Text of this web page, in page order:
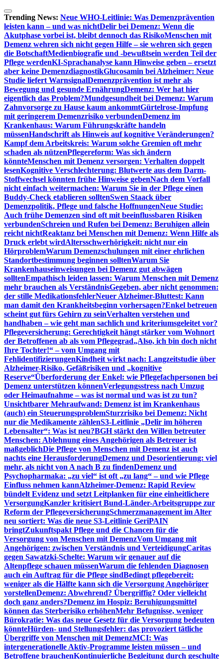
Zum
Inhalt
springen
Trending News: Neue WHO-Leitlinie: Was Demenzprävention
leisten kann – und was nichtDelir bei Demenz: Wenn die
Akutphase vorbei ist, bleibt dennoch das RisikoMenschen mit
Demenz wehren sich nicht gegen Hilfe – sie wehren sich gegen
die BotschaftMedienbiografie und -bewußtsein werden Teil der
Pflege werdenKI-Sprachanalyse kann Hinweise geben – ersetzt
aber keine DemenzdiagnostikGlucosamin bei Alzheimer: Neue
Studie liefert WarnsignalDemenzprävention ist mehr als
Bewegung und gesunde ErnährungDemenz: Wer hat hier
eigentlich das Problem?Mundgesundheit bei Demenz: Warum
Zahnvorsorge zu Hause kaum ankommtGürtelrose-Impfung
mit geringerem Demenzrisiko verbundenDemenz im
Krankenhaus: Warum Führungskräfte handeln
müssenHandschrift als Hinweis auf kognitive Veränderungen?
Kampf dem Arbeitskreis: Warum solche Gremien oft mehr
schaden als nützenPflegereform: Was sich ändern
könnteMenschen mit Demenz versorgen: Verhalten doppelt
lesenKognitive Verschlechterung: Blutwerte aus dem Darm-
Stoffwechsel könnten frühe Hinweise gebenNach dem Vorfall
nicht einfach weitermachen: Warum Sie in der Pflege einen
Buddy-Check etablieren solltenSwen Staack über
Demenzpolitik, Pflege und falsche HoffnungenNeue Studie:
Auch frühe Demenzen sind oft mit beeinflussbaren Risiken
verbundenSchreien und Rufen bei Demenz: Beruhigen allein
reicht nichtReaktanz bei Menschen mit Demenz: Wenn Hilfe als
Druck erlebt wirdAltersschwerhörigkeit: nicht nur ein
HörproblemWarum Demenzschulungen mit einer ehrlichen
Standortbestimmung beginnen solltenWarum Sie
Krankenhauseinweisungen bei Demenz gut abwägen
solltenEmpathisch leiden lassen: Warum Menschen mit Demenz
mehr brauchen als VerständnisGegeben, aber nicht genommen:
der stille MedikationsfehlerNeuer Alzheimer-Bluttest: Kann
man damit den Krankheitsbeginn vorhersagen?Enkel betreuen
scheint gut fürs Gehirn zu seinVerhalten verstehen und
handhaben – wie geht man sachlich und kriteriumsgeleitet vor?
Pflegeversicherung: Gerechtigkeit hängt stärker vom Wohnort
der Betroffenen ab als vom Pflegegrad„Also, ich bin doch nicht
Ihre Tochter!“ – vom Umgang mit
FehlidentifizierungenKindheit wirkt nach: Langzeitstudie über
Alzheimer-Risiko, Gefäßrisiken und „kognitive
Reserve“Überforderung der Enkel: wie Pflegefachpersonen bei
Demenz unterstützen könnenVerlegungsstress nach Umzug
oder Heimaufnahme – was ist normal und was ist zu tun?
Unsichtbarer Mehraufwand: Demenz ist im Krankenhaus
(auch) ein SteuerungsproblemSturzrisiko bei Demenz: Nicht
nur die Medikamente zählenS3-Leitlinie „Delir im höheren
Lebensalter“: Was ist neu?BGH stärkt den Willen betreuter
Menschen: Ablehnung eines Angehörigen als Betreuer ist
maßgeblichDie Pflege von Menschen mit Demenz ist auch
nachts eine HerausforderungDemenz und Desorientierung: viel
mehr, als nicht von A nach B zu findenDemenz und
Psychopharmaka: „zu viel“ ist oft „zu lang“ – und wie Pflege
Einfluss nehmen kannAlzheimer-Demenz: Rapid Review
bündelt Evidenz und setzt Leitplanken für eine einheitlichere
VersorgungKanzler kritisiert Bund-Länder-Arbeitsgruppe zur
Reform der PflegeversicherungSchmerzmanagement im Alter
neu sortiert: Was die neue S3-Leitlinie GeriPAIN
bringtZukunftspakt Pflege und die Chancen für die
Versorgung von Menschen mit DemenzVom Umgang mit
Angehörigen: zwischen Verständnis und VerteidigungCaritas
gegen Sawatzki-Schelte: Warum wir genauer auf die
Altenpflege schauen müssenWarum die fehlenden Diagnosen
auch ein Auftrag für die Pflege sindBedingt pflegebereit:
weniger als die Hälfte kann sich die Versorgung Angehöriger
vorstellenDemenz: Abwehrend? Übergriffig? Oder vielleicht
doch ganz anders?Demenz im Hospiz: Beruhigungsmittel
können das Sterberisiko erhöhenMehr Befugnisse, weniger
Bürokratie: Was das neue Gesetz für die Versorgung bedeuten
könnteHürden- und Stellungsfehler: das provoziert tätliche
Übergriffe von Menschen mit DemenzMCI: Was
intergenerationelle Aktiv-Programme leisten müssen – und
Betroffene brauchenKontinuierliche Begleitung durch geschulte